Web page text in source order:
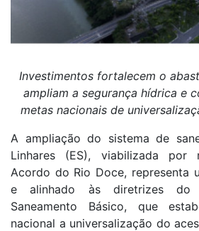
Investimentos fortalecem o
ampliam a segurança hídrica e
metas nacionais de
A ampliação do sistema de
Linhares (ES), viabilizada por
Acordo do Rio Doce, representa
e alinhado às diretrizes do
Saneamento Básico, que
nacional a universalização do